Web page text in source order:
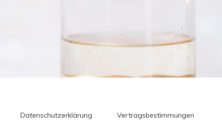
Datenschutzerklärung
Vertragsbestimmungen